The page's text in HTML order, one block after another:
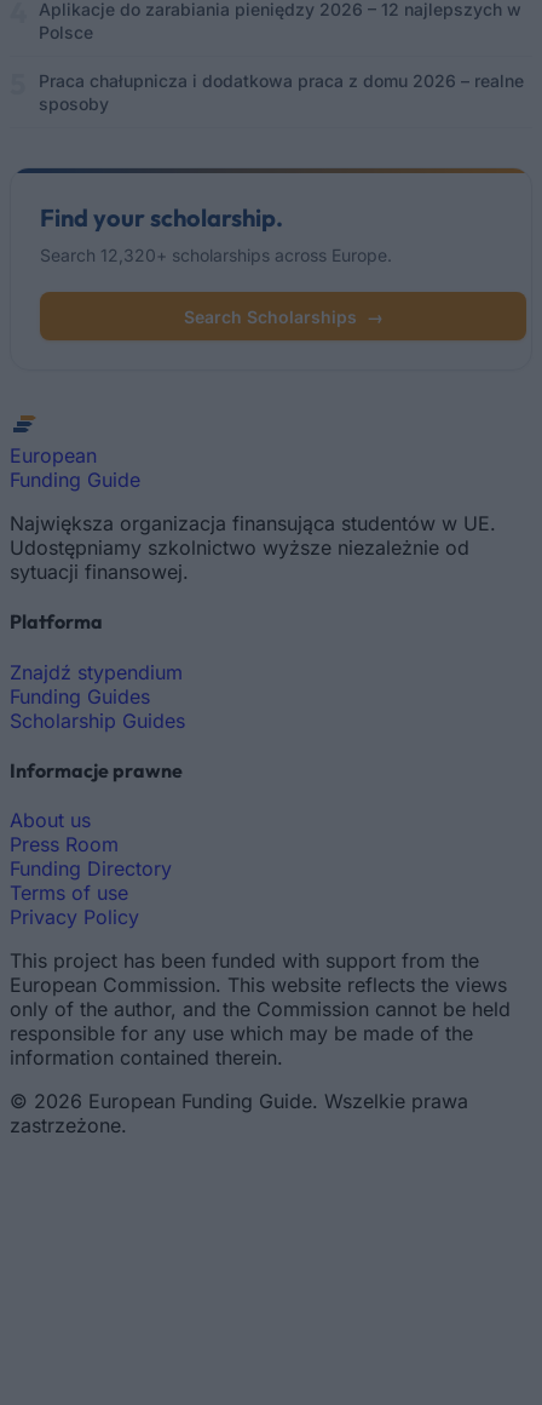
Aplikacje do zarabiania pieniędzy 2026 – 12 najlepszych w
Polsce
Praca chałupnicza i dodatkowa praca z domu 2026 – realne
sposoby
Find your scholarship.
Search 12,320+ scholarships across Europe.
Search Scholarships →
European
Funding Guide
Największa organizacja finansująca studentów w UE.
Udostępniamy szkolnictwo wyższe niezależnie od
sytuacji finansowej.
Platforma
Znajdź stypendium
Funding Guides
Scholarship Guides
Informacje prawne
About us
Press Room
Funding Directory
Terms of use
Privacy Policy
This project has been funded with support from the
European Commission. This website reflects the views
only of the author, and the Commission cannot be held
responsible for any use which may be made of the
information contained therein.
© 2026 European Funding Guide. Wszelkie prawa
zastrzeżone.